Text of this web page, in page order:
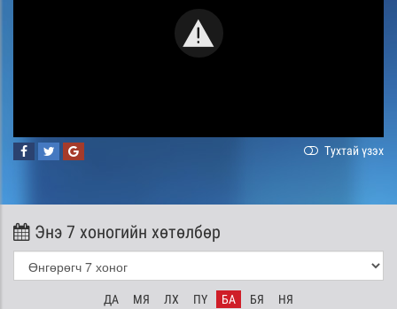
Тухтай үзэх
Энэ 7 хоногийн хөтөлбөр
ДА МЯ ЛХ ПҮ БА БЯ НЯ